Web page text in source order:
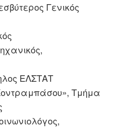
Γενικός
ΕΛΣΤΑΤ
Τμήμα